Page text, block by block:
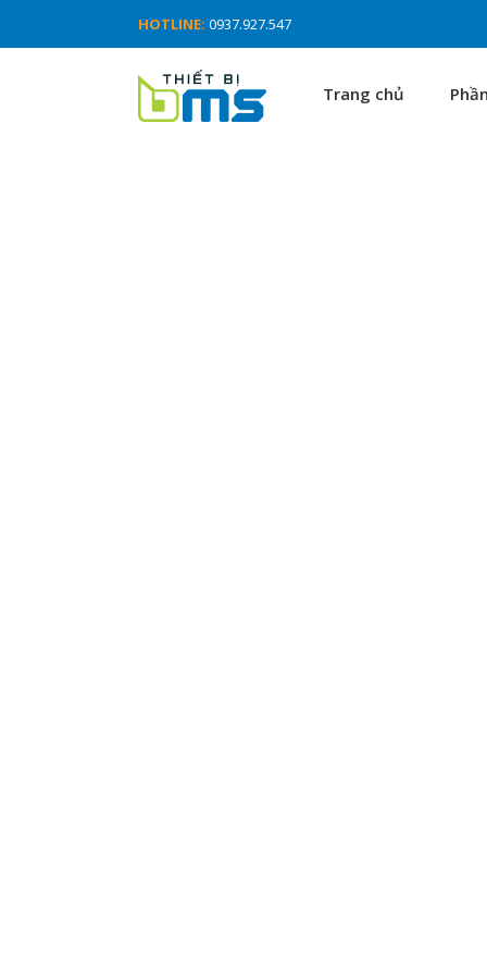
HOTLINE: 0937.927.547
Trang chủ